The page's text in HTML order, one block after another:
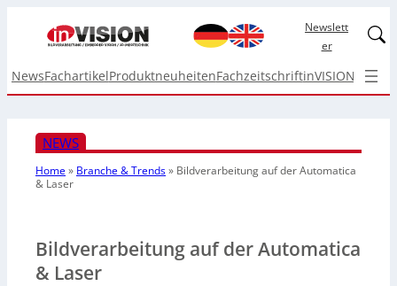
Newslett
er
NewsFachartikelProduktneuheitenFachzeitschriftinVISION Top
NEWS
Home» Branche & Trends» Bildverarbeitung auf der Automatica
& Laser
Bildverarbeitung auf der Automatica
& Laser